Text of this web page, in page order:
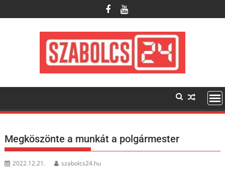
to
Megköszönte a munkát a polgármester
2022.12.21. szabolcs24.hu